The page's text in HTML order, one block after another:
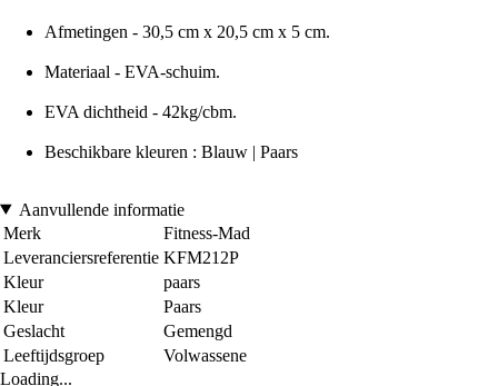
Afmetingen - 30,5 cm x 20,5 cm x 5 cm.
Materiaal - EVA-schuim.
EVA dichtheid - 42kg/cbm.
Beschikbare kleuren : Blauw | Paars
Aanvullende informatie
Merk
Fitness-Mad
Leveranciersreferentie KFM212P
Kleur
paars
Kleur
Paars
Geslacht
Gemengd
Leeftijdsgroep
Volwassene
Loading...